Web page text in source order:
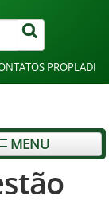
PROPLADI
MENU